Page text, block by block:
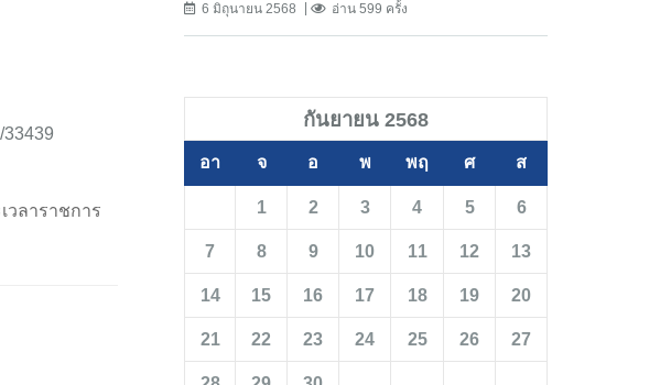
33439
วลาราชการ
6 มิถุนายน 2568 อ่าน 599 ครั้ง
กันยายน 2568
อา จ อ พ พฤ ศ ส
1 2 3 4 5 6
7 8 9 10 11 12 13
14 15 16 17 18 19 20
21 22 23 24 25 26 27